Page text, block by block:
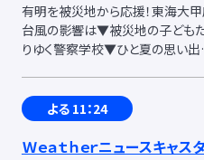
有明を被災地から応援！東海大
台風の影響は▼被災地の子ども
りゆく警察学校▼ひと夏の思い
よる 11：24
Ｗｅａｔｈｅｒニュースキャス